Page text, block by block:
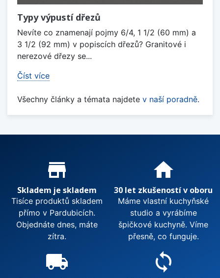
Typy výpustí dřezů
Nevíte co znamenají pojmy 6/4, 1 1/2 (60 mm) a
3 1/2 (92 mm) v popiscích dřezů? Granitové i
nerezové dřezy se...
Číst více
Všechny články a témata najdete v naší poradně.
Proč nakupovat u nás?
store_mall_directory
Skladem je skladem
Tisíce produktů skladem
přímo v Pardubicích.
Objednáte dnes, máte
zítra.
home
30 let zkušeností v oboru
Máme vlastní kuchyňské
studio a vyrábíme
špičkové kuchyně. Víme
přesně, co funguje.
local_shipping sync